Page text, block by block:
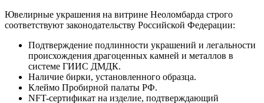
Ювелирные украшения на витрине Неоломбарда строго
соответствуют законодательству Российской Федерации:
Подтверждение подлинности украшений и легальности
происхождения драгоценных камней и металлов в
системе ГИИС ДМДК.
Наличие бирки, установленного образца.
Клеймо Пробирной палаты РФ.
NFT-сертификат на изделие, подтверждающий